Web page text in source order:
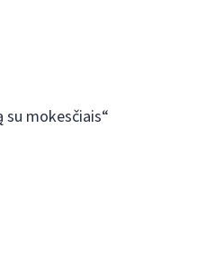
su mokesčiais“